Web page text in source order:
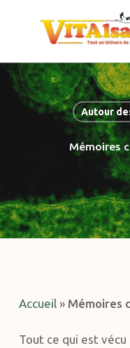
content
Autour
Mémoires
Accueil» Mémoires
Tout ce qui est